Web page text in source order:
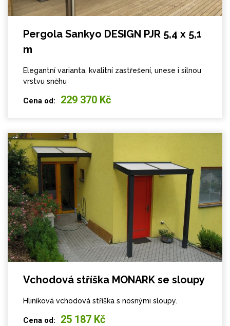
Pergola Sankyo DESIGN PJR 5,4 x 5,1
m
Elegantní varianta, kvalitní zastřešení, unese i silnou
vrstvu sněhu
Cena od: 229 370 Kč
Vchodová stříška MONARK se sloupy
Hliníková vchodová stříška s nosnými sloupy.
Cena od: 25 187 Kč